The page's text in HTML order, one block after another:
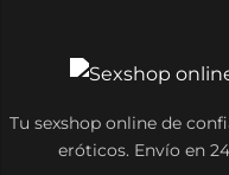
Tu sexshop online de
eróticos. Envío en